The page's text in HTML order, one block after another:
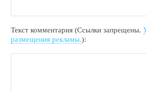
Текст комментария (Ссылки запрещены.
размещения рекламы.):